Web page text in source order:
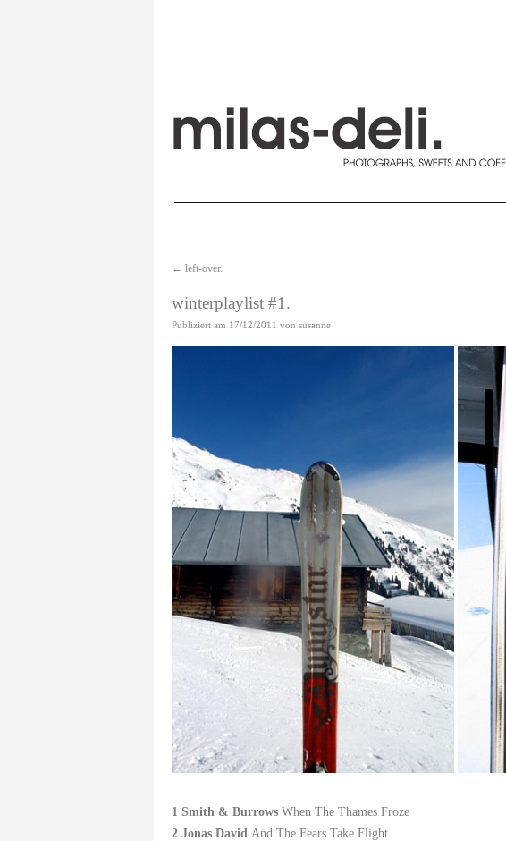
← left-over.
winterplaylist #1.
Publiziert am 17/12/2011 von susanne
1 Smith & Burrows When The Thames Froze
2 Jonas David And The Fears Take Flight